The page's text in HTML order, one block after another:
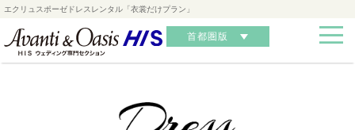
エクリュスポーゼドレスレンタル「衣裳だけプラン」
首都圏版